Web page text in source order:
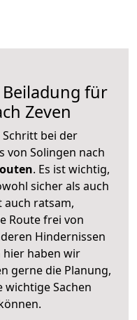
für
Zeven
bei der
von Solingen nach
. Es ist wichtig,
sicher als auch
auch ratsam,
Route frei von
Hindernissen
hier haben wir
gerne die Planung,
wichtige Sachen